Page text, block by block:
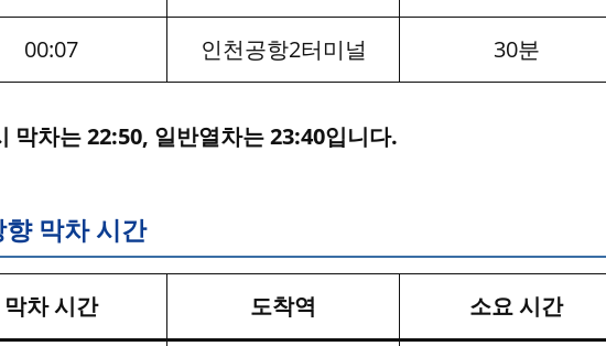
00:07 인천공항2터미널 30분
막차는 22:50, 일반열차는 23:40입니다.
막차 시간
막차 시간 도착역 소요 시간